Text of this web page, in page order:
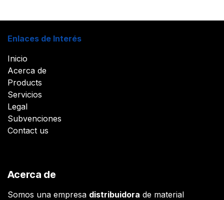
Enlaces de Interés
Inicio
Acerca de
Products
Servicios
Legal
Subvenciones
Contact us
Acerca de
Somos una empresa distribuidora de material